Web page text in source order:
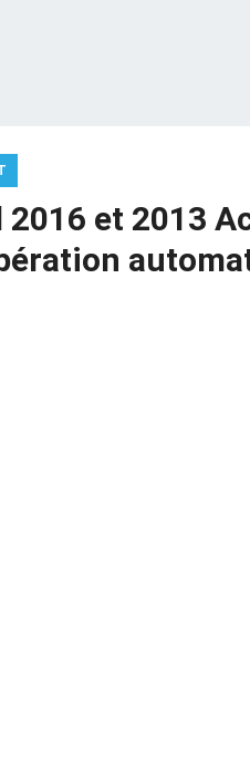
2016 et 2013